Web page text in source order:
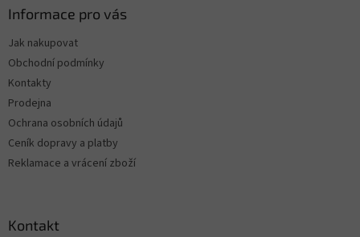
Informace pro vás
Jak nakupovat
Obchodní podmínky
Kontakty
Prodejna
Ochrana osobních údajů
Ceník dopravy a platby
Reklamace a vrácení zboží
Kontakt